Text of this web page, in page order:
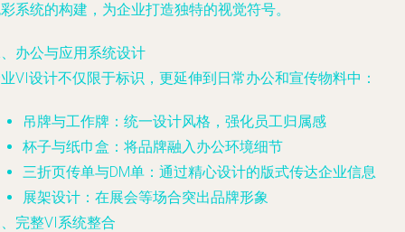
系统的构建，为企业打造独特的视觉符号。
办公与应用系统设计
VI设计不仅限于标识，更延伸到日常办公和宣传物料中：
吊牌与工作牌：统一设计风格，强化员工归属感
杯子与纸巾盒：将品牌融入办公环境细节
三折页传单与DM单：通过精心设计的版式传达企业信息
展架设计：在展会等场合突出品牌形象
完整VI系统整合